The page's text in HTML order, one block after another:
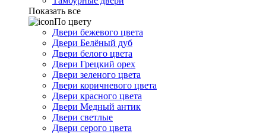
Показать все
По цвету
Двери бежевого цвета
Двери Белёный дуб
Двери белого цвета
Двери Грецкий орех
Двери зеленого цвета
Двери коричневого цвета
Двери красного цвета
Двери Медный антик
Двери светлые
Двери серого цвета